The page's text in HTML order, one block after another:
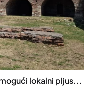
lokalni pljus...